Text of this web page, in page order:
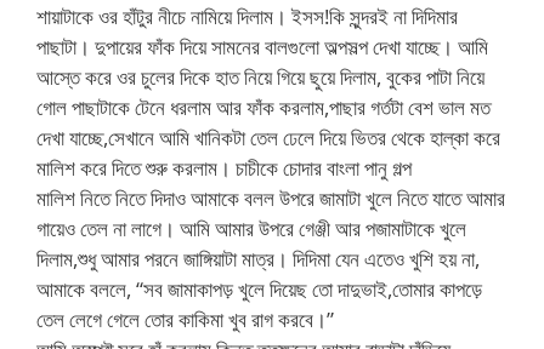
শায়াটাকে ওর হাঁটুর নীচে নামিয়ে দিলাম। ইসস!কি সুন্দরই না দিদিমার
পাছাটা। দুপায়ের ফাঁক দিয়ে সামনের বালগুলো অল্পসল্প দেখা যাচ্ছে। আমি
আস্তে করে ওর চুলের দিকে হাত নিয়ে গিয়ে ছুয়ে দিলাম, বুকের পাটা নিয়ে
গোল পাছাটাকে টেনে ধরলাম আর ফাঁক করলাম,পাছার গর্তটা বেশ ভাল মত
দেখা যাচ্ছে,সেখানে আমি খানিকটা তেল ঢেলে দিয়ে ভিতর থেকে হাল্কা করে
মালিশ করে দিতে শুরু করলাম। চাচীকে চোদার বাংলা পানু গল্প
মালিশ নিতে নিতে দিদাও আমাকে বলল উপরে জামাটা খুলে নিতে যাতে আমার
গায়েও তেল না লাগে। আমি আমার উপরে গেঞ্জী আর পজামাটাকে খুলে
দিলাম,শুধু আমার পরনে জাঙ্গিয়াটা মাত্র। দিদিমা যেন এতেও খুশি হয় না,
আমাকে বললে, “সব জামাকাপড় খুলে দিয়েছ তো দাদুভাই,তোমার কাপড়ে
তেল লেগে গেলে তোর কাকিমা খুব রাগ করবে।”